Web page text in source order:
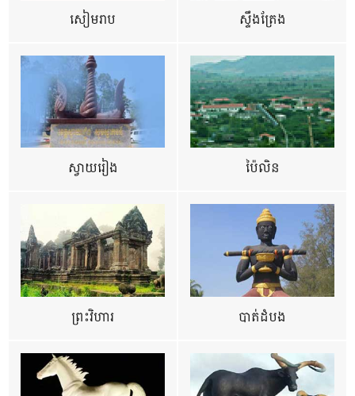
សៀមរាប ស្ទឹងត្រែង
ស្វាយរៀង ប៉ៃលិន
ព្រះវិហារ បាត់ដំបង